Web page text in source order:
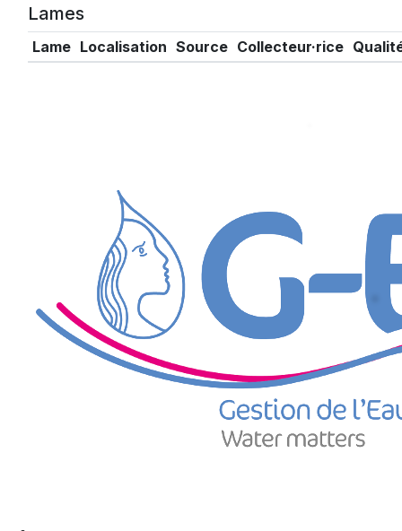
Lames
Lame Localisation Source Collecteur·rice